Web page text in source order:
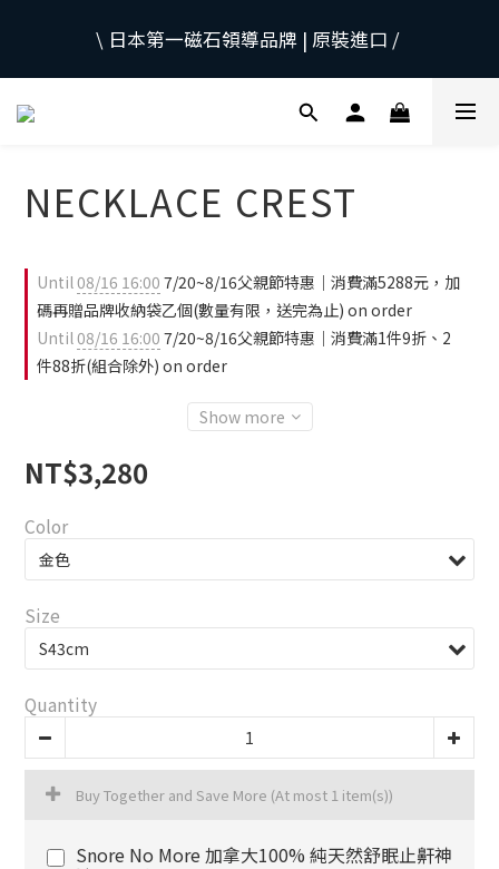
當日下午2:30前下單，當日出貨
\ 日本第一磁石領導品牌 | 原裝進口 /
採用日本獨家專利技術，有效促進血液循環，舒緩緊
當日下午2:30前下單，當日出貨
NECKLACE CREST
Until08/16 16:00 7/20~8/16父親節特惠｜消費滿5288元，加
碼再贈品牌收納袋乙個(數量有限，送完為止) on order
Until08/16 16:00 7/20~8/16父親節特惠｜消費滿1件9折、2
件88折(組合除外) on order
Show more
NT$3,280
Color
Size
Quantity
Buy Together and Save More (At most 1 item(s))
Snore No More 加拿大100% 純天然舒眠止鼾神